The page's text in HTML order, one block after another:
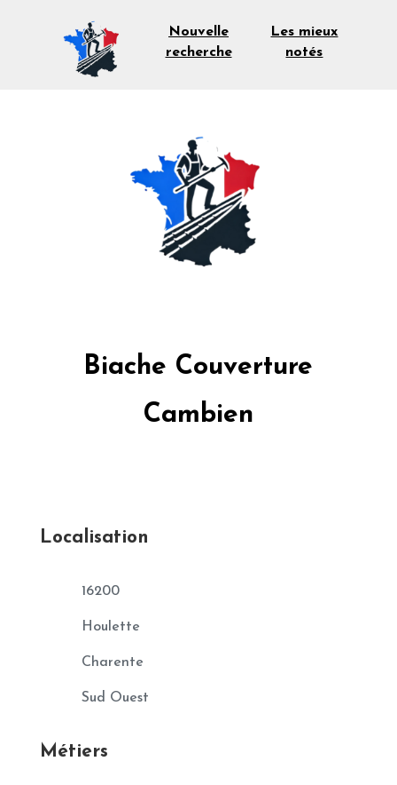
Nouvelle
recherche
Les mieux
notés
Biache Couverture
Cambien
Localisation
16200
Houlette
Charente
Sud Ouest
Métiers